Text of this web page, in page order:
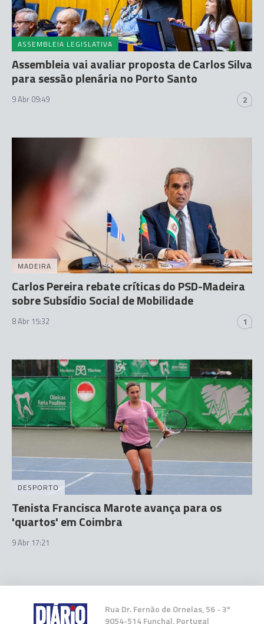
ASSEMBLEIA LEGISLATIVA
Assembleia vai avaliar proposta de Carlos Silva
para sessão plenária no Porto Santo
9 Abr 09:49 2
MADEIRA
Carlos Pereira rebate críticas do PSD-Madeira
sobre Subsídio Social de Mobilidade
8 Abr 15:32 1
DESPORTO
Tenista Francisca Marote avança para os
'quartos' em Coimbra
9 Abr 17:21
Rua Dr. Fernão de Ornelas, 56 - 3º
9054-514 Funchal, Portugal